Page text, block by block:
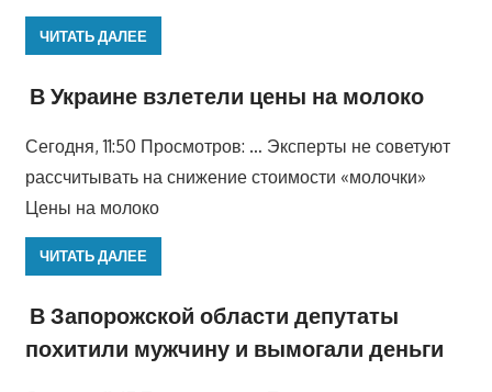
ЧИТАТЬ ДАЛЕЕ
В Украине взлетели цены на молоко
Сегодня, 11:50 Просмотров: … Эксперты не советуют
рассчитывать на снижение стоимости «молочки»
Цены на молоко
ЧИТАТЬ ДАЛЕЕ
В Запорожской области депутаты
похитили мужчину и вымогали деньги